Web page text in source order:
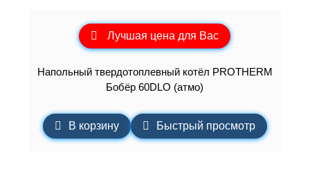
Лучшая цена для Вас
Напольный твердотоплевный котёл PROTHERM
Бобёр 60DLO (атмо)
В корзину Быстрый просмотр